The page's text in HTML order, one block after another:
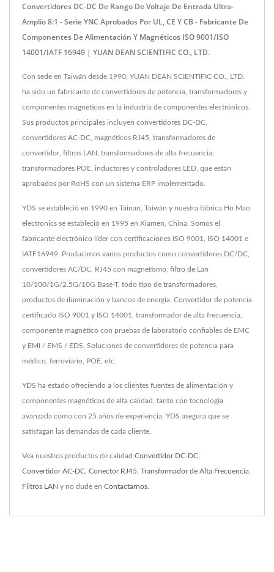
Convertidores DC-DC De Rango De Voltaje De Entrada Ultra-
Amplio 8:1 - Serie YNC Aprobados Por UL, CE Y CB - Fabricante De
Componentes De Alimentación Y Magnéticos ISO 9001/ISO
14001/IATF 16949 | YUAN DEAN SCIENTIFIC CO., LTD.
Con sede en Taiwán desde 1990, YUAN DEAN SCIENTIFIC CO., LTD.
ha sido un fabricante de convertidores de potencia, transformadores y
componentes magnéticos en la industria de componentes electrónicos.
Sus productos principales incluyen convertidores DC-DC,
convertidores AC-DC, magnéticos RJ45, transformadores de
convertidor, filtros LAN, transformadores de alta frecuencia,
transformadores POE, inductores y controladores LED, que están
aprobados por RoHS con un sistema ERP implementado.
YDS se estableció en 1990 en Tainan, Taiwán y nuestra fábrica Ho Mao
electronics se estableció en 1995 en Xiamen, China. Somos el
fabricante electrónico líder con certificaciones ISO 9001, ISO 14001 e
IATF16949. Producimos varios productos como convertidores DC/DC,
convertidores AC/DC, RJ45 con magnetismo, filtro de Lan
10/100/1G/2.5G/10G Base-T, todo tipo de transformadores,
productos de iluminación y bancos de energía. Convertidor de potencia
certificado ISO 9001 y ISO 14001, transformador de alta frecuencia,
componente magnético con pruebas de laboratorio confiables de EMC
y EMI / EMS / EDS. Soluciones de convertidores de potencia para
médico, ferroviario, POE, etc.
YDS ha estado ofreciendo a los clientes fuentes de alimentación y
componentes magnéticos de alta calidad, tanto con tecnología
avanzada como con 25 años de experiencia, YDS asegura que se
satisfagan las demandas de cada cliente.
Vea nuestros productos de calidad Convertidor DC-DC
Convertidor AC-DC Conector RJ45 Transformador de Alta Frecuencia
Filtros LAN y no dude en Contactarnos